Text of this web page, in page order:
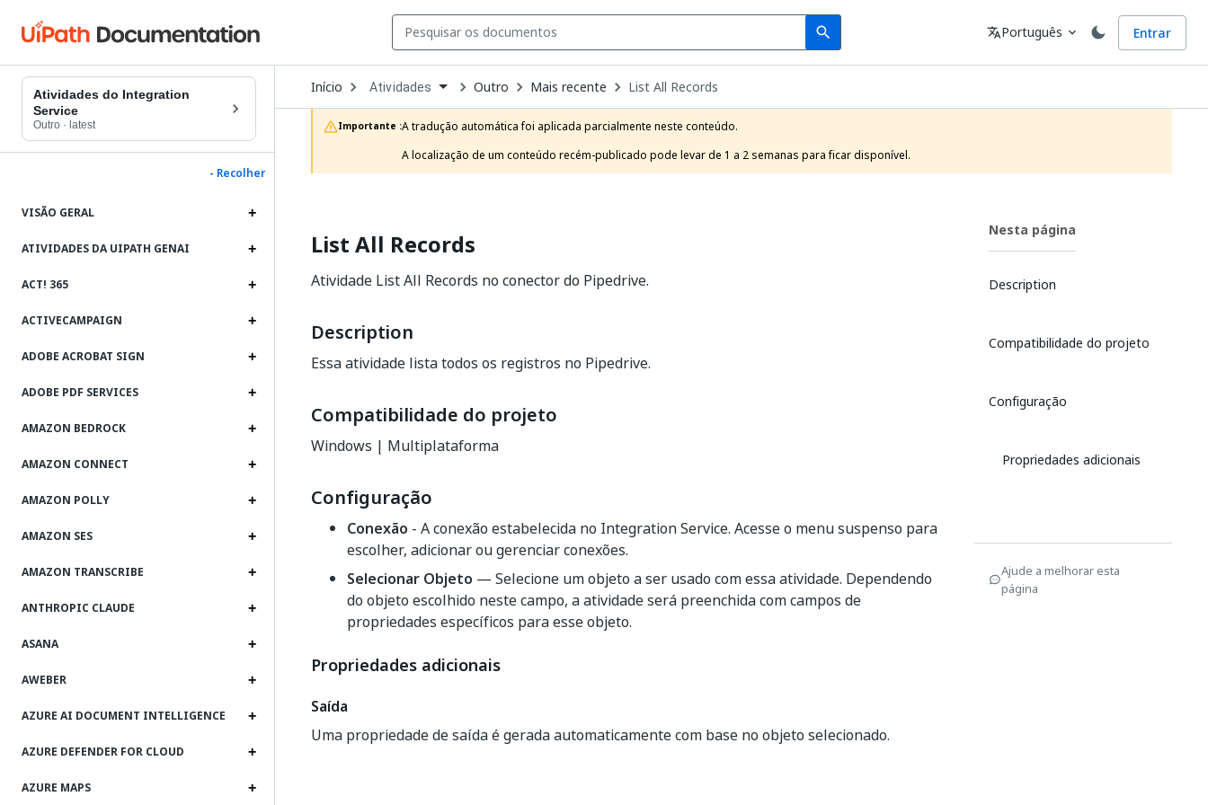
search
Search Idioma
translatePortuguês expand_more Entrar
Atividades do Integration
Service
Outro · latest
- Recolher
VISÃO GERAL
ATIVIDADES DA UIPATH GENAI
ACT! 365
ACTIVECAMPAIGN
ADOBE ACROBAT SIGN
ADOBE PDF SERVICES
AMAZON BEDROCK
AMAZON CONNECT
AMAZON POLLY
AMAZON SES
AMAZON TRANSCRIBE
ANTHROPIC CLAUDE
ASANA
AWEBER
AZURE AI DOCUMENT INTELLIGENCE
AZURE DEFENDER FOR CLOUD
AZURE MAPS
Início Open
Dropdown
to
choose
product
Atividades Outro Mais recente List All Records
Importante :A tradução automática foi aplicada parcialmente neste conteúdo.
A localização de um conteúdo recém-publicado pode levar de 1 a 2 semanas para ficar disponível.
List All Records
Atividade List All Records no conector do Pipedrive.
Description
Essa atividade lista todos os registros no Pipedrive.
Compatibilidade do projeto
Windows | Multiplataforma
Configuração
Conexão - A conexão estabelecida no Integration Service. Acesse o menu suspenso para
escolher, adicionar ou gerenciar conexões.
Selecionar Objeto — Selecione um objeto a ser usado com essa atividade. Dependendo
do objeto escolhido neste campo, a atividade será preenchida com campos de
propriedades específicos para esse objeto.
Propriedades adicionais
Saída
Uma propriedade de saída é gerada automaticamente com base no objeto selecionado.
Nesta página
Description
Compatibilidade do projeto
Configuração
Propriedades adicionais
Ajude a melhorar esta
página